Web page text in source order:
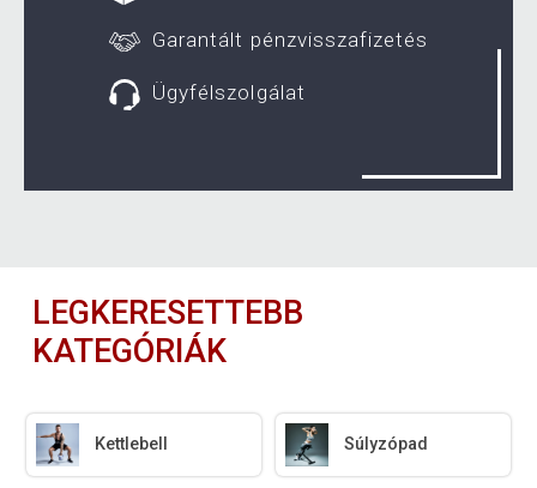
Garantált pénzvisszafizetés
Ügyfélszolgálat
LEGKERESETTEBB
KATEGÓRIÁK
Kettlebell Súlyzópad